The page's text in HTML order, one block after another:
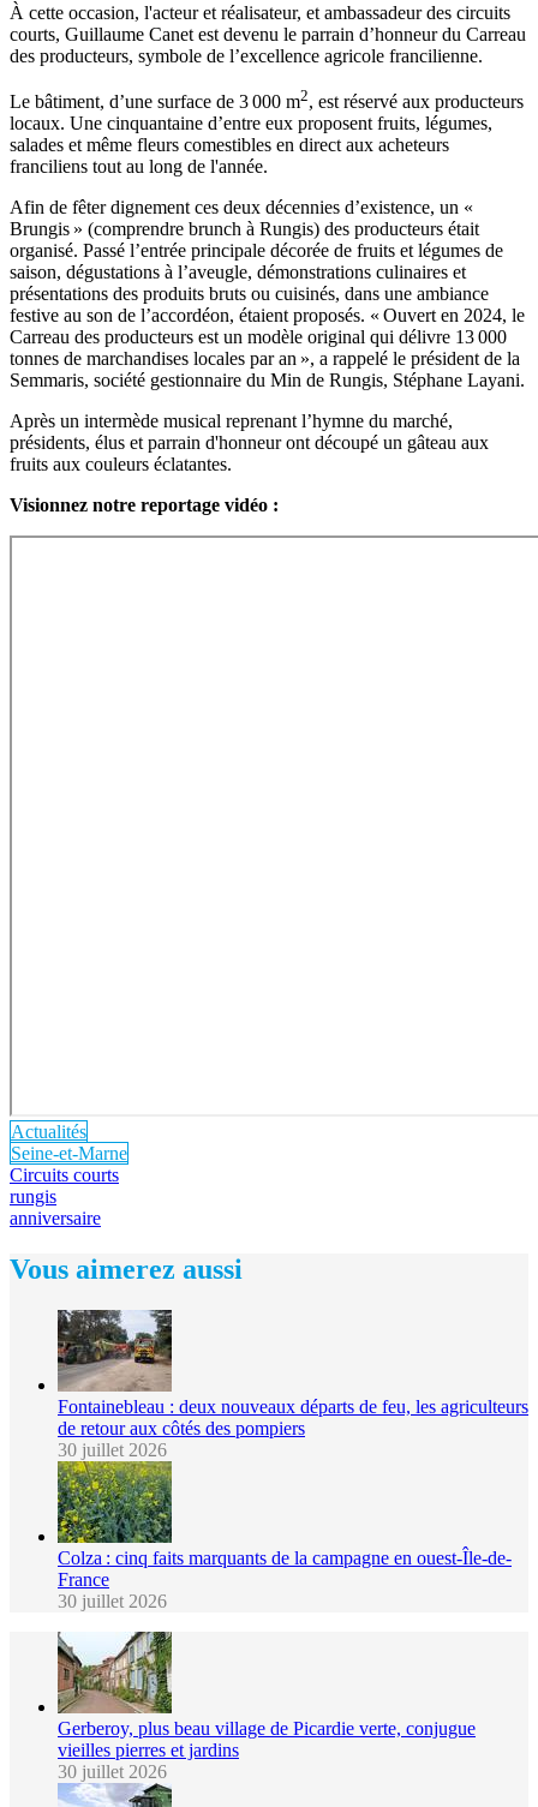
À cette occasion, l'acteur et réalisateur, et ambassadeur des circuits
courts, Guillaume Canet est devenu le parrain d’honneur du Carreau
des producteurs, symbole de l’excellence agricole francilienne.
Le bâtiment, d’une surface de 3 000 m2, est réservé aux producteurs
locaux. Une cinquantaine d’entre eux proposent fruits, légumes,
salades et même fleurs comestibles en direct aux acheteurs
franciliens tout au long de l'année.
Afin de fêter dignement ces deux décennies d’existence, un «
Brungis » (comprendre brunch à Rungis) des producteurs était
organisé. Passé l’entrée principale décorée de fruits et légumes de
saison, dégustations à l’aveugle, démonstrations culinaires et
présentations des produits bruts ou cuisinés, dans une ambiance
festive au son de l’accordéon, étaient proposés. « Ouvert en 2024, le
Carreau des producteurs est un modèle original qui délivre 13 000
tonnes de marchandises locales par an », a rappelé le président de la
Semmaris, société gestionnaire du Min de Rungis, Stéphane Layani.
Après un intermède musical reprenant l’hymne du marché,
présidents, élus et parrain d'honneur ont découpé un gâteau aux
fruits aux couleurs éclatantes.
Visionnez notre reportage vidéo :
Actualités
Seine-et-Marne
Circuits courts
rungis
anniversaire
Vous aimerez aussi
Fontainebleau : deux nouveaux départs de feu, les agriculteurs
de retour aux côtés des pompiers
30 juillet 2026
Colza : cinq faits marquants de la campagne en ouest-Île-de-
France
30 juillet 2026
Gerberoy, plus beau village de Picardie verte, conjugue
vieilles pierres et jardins
30 juillet 2026